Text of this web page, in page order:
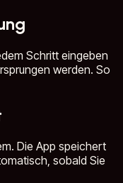
Schritt eingeben
werden. So
Die App speichert
sobald Sie